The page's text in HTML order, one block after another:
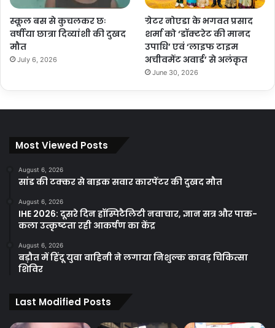
स्कूल बस से कुचलकर छः
वर्षीया छात्रा दिव्यांशी की दुखद
मौत
July 6, 2026
ग्रेटर नोएडा के भगवत प्रसाद
शर्मा को ‘डॉक्टरेट की मानद
उपाधि’ एवं ‘लाइफ टाइम
अचीवमेंट अवार्ड’ से अलंकृत
June 30, 2026
Most Viewed Posts
August 6, 2026
सांड की टक्कर से बाइक सवार कारपेंटर की दुखद मौत
August 6, 2026
IHE 2026: दूसरे दिन हॉस्पिटैलिटी नवाचार, ज्ञान सत्र और पाक-
कला उत्कृष्टता रही आकर्षण का केंद्र
August 6, 2026
बड़ौत में हिंदू युवा वाहिनी ने लगाया निशुल्क कावड़ चिकित्सा
शिविर
Last Modified Posts